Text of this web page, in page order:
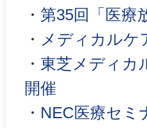
・ 第35回「医療
・ メディカルケ
・ 東芝メディカ
開催
・ NEC医療セミ